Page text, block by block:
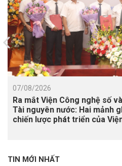
07/08/2026
Ra mắt Viện Công nghệ số
Tài nguyên nước: Hai mảnh
chiến lược phát triển của
TIN MỚI NHẤT